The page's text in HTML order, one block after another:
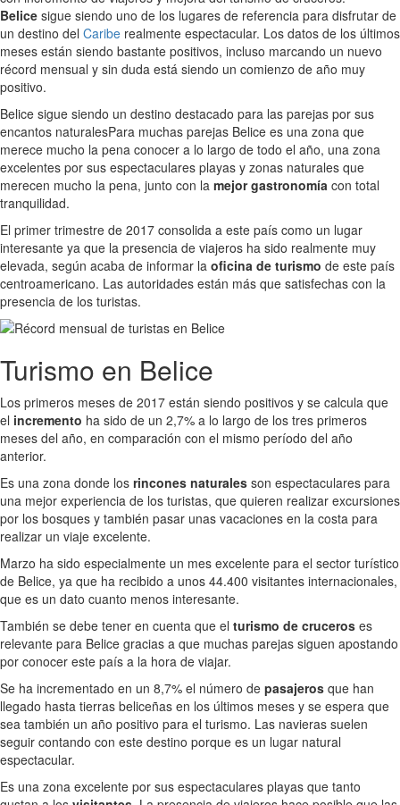
Belice sigue siendo uno de los lugares de referencia para disfrutar de
un destino del Caribe realmente espectacular. Los datos de los últimos
meses están siendo bastante positivos, incluso marcando un nuevo
récord mensual y sin duda está siendo un comienzo de año muy
positivo.
Belice sigue siendo un destino destacado para las parejas por sus
encantos naturalesPara muchas parejas Belice es una zona que
merece mucho la pena conocer a lo largo de todo el año, una zona
excelentes por sus espectaculares playas y zonas naturales que
merecen mucho la pena, junto con la mejor gastronomía con total
tranquilidad.
El primer trimestre de 2017 consolida a este país como un lugar
interesante ya que la presencia de viajeros ha sido realmente muy
elevada, según acaba de informar la oficina de turismo de este país
centroamericano. Las autoridades están más que satisfechas con la
presencia de los turistas.
Turismo en Belice
Los primeros meses de 2017 están siendo positivos y se calcula que
el incremento ha sido de un 2,7% a lo largo de los tres primeros
meses del año, en comparación con el mismo período del año
anterior.
Es una zona donde los rincones naturales son espectaculares para
una mejor experiencia de los turistas, que quieren realizar excursiones
por los bosques y también pasar unas vacaciones en la costa para
realizar un viaje excelente.
Marzo ha sido especialmente un mes excelente para el sector turístico
de Belice, ya que ha recibido a unos 44.400 visitantes internacionales,
que es un dato cuanto menos interesante.
También se debe tener en cuenta que el turismo de cruceros es
relevante para Belice gracias a que muchas parejas siguen apostando
por conocer este país a la hora de viajar.
Se ha incrementado en un 8,7% el número de pasajeros que han
llegado hasta tierras beliceñas en los últimos meses y se espera que
sea también un año positivo para el turismo. Las navieras suelen
seguir contando con este destino porque es un lugar natural
espectacular.
Es una zona excelente por sus espectaculares playas que tanto